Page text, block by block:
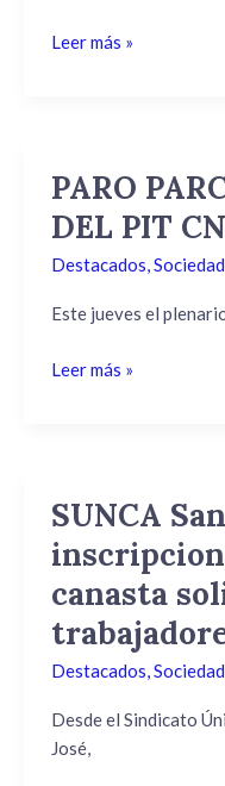
Leer más »
PARO
DEL PIT
Destacados,Sociedad
Este jueves el
PARO
NACIONAL
DEL
CNT
Leer más »
SUNCA
canasta
Destacados,Sociedad
Desde el Sindicato
José,
SUNCA
San
José
recibe
inscripciones
para
la
4°
canasta